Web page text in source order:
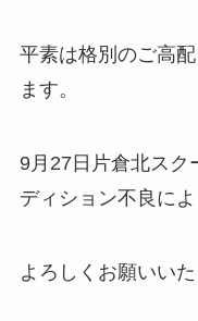
平素は格別のご高
ます。
9月27日片倉北スク
ディション不良に
よろしくお願いいた